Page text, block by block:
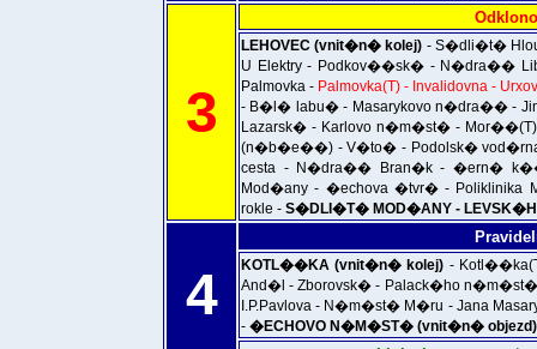
3
LEHOVEC (vnit�n� kolej) - S�dli�t�
U Elektry - Podkov��sk� - N�dra��
Palmovka - Palmovka(T) - Invalidovna -
- B�l� labu� - Masarykovo n�dra�� -
Lazarsk� - Karlovo n�m�st� -
(n�b�e��) - V�to� - Podolsk�
cesta - N�dra�� Bran�k - �ern�
Mod�any - �echova �tvr� - Poliklinika
rokle - S�DLI�T� MOD�ANY -
4 KOTL��KA (vnit�n� kolej) -
And�l - Zborovsk� - Palack�ho
I.P.Pavlova - N�m�st� M�ru - Jana
- �ECHOVO N�M�ST� (vnit�n� objezd)